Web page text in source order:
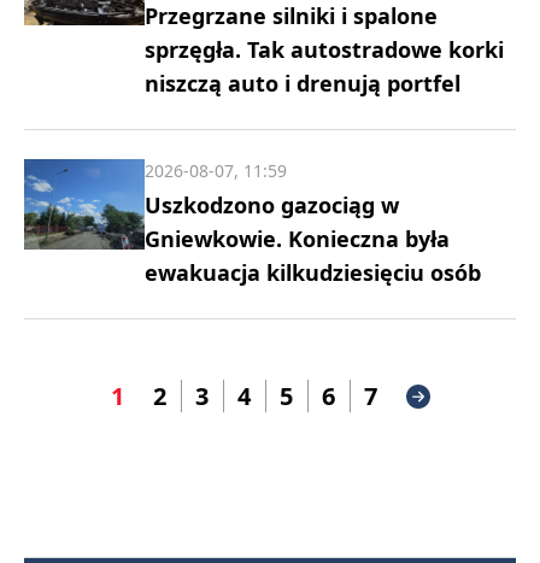
Przegrzane silniki i spalone
sprzęgła. Tak autostradowe korki
niszczą auto i drenują portfel
Uszkodzono gazociąg w
Gniewkowie. Konieczna była
ewakuacja kilkudziesięciu osób
2026-08-07, 11:59
1 2 3 4 5 6 7